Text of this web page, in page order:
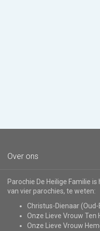
Over ons
Parochie De Heilige Familie
van vier parochies, te weten:
Christus-Dienaar
Onze Lieve Vrouw
Onze Lieve Vrouw